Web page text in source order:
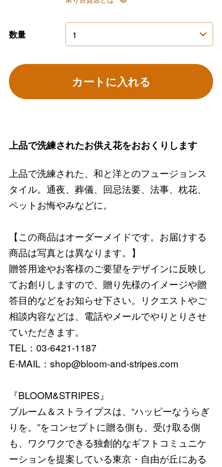
数量
カートに入れる
上品で洗練されたお供え花をおおくりします
上品で洗練された、和と洋とのフュージョンス
タイル。通夜、葬儀、回忌法要、法事、枕花、
ペットお悔やみなどに。
【この商品はオーダーメイドです。お届けする
商品は写真とは異なります。】
贈答用途やお客様のご要望をデザインに反映し
てお創りしますので、贈り先様のイメージや贈
答目的などをお知らせ下さい。リクエストやご
相談内容などは、電話やメールでやりとりさせ
ていただきます。
TEL：03-6421-1187
E-MAIL：shop@bloom-and-stripes.com
『BLOOM&STRIPES』
ブルーム＆ストライプスは、“ハッピーなうらぎ
りを。”をコンセプトに贈る側も、受け取る側
も、ワクワクできる独創的なギフトコミュニケ
ーションを提案している東京・自由が丘にある